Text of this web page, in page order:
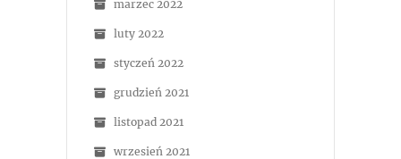
marzec 2022
luty 2022
styczeń 2022
grudzień 2021
listopad 2021
wrzesień 2021